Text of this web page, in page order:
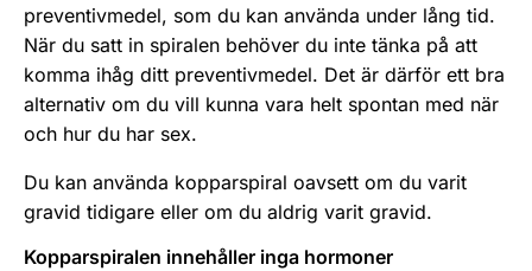
preventivmedel, som du kan använda under lång tid.
När du satt in spiralen behöver du inte tänka på att
komma ihåg ditt preventivmedel. Det är därför ett bra
alternativ om du vill kunna vara helt spontan med när
och hur du har sex.
Du kan använda kopparspiral oavsett om du varit
gravid tidigare eller om du aldrig varit gravid.
Kopparspiralen innehåller inga hormoner